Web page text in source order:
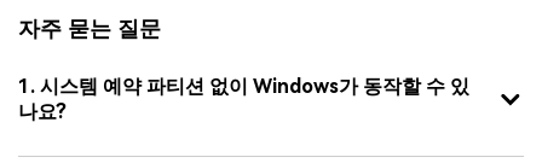
자주 묻는 질문
1. 시스템 예약 파티션 없이 Windows가 동작할 수 있
나요?